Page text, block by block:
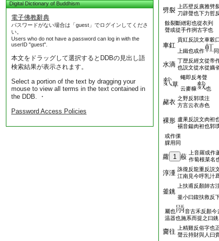
Digital Dictionary of Buddhism
電子佛教辭典
パスワードがない場合は「guest」でログインしてくださ
い。
Users who do not have a password can log in with the
userID "guest".
本文をドラッグして選択するとDDBの見出し語
検索結果が表示されます。
Select a portion of the text by dragging your
mouse to view all terms in the text contained in
the DDB. ・
Password Access Policies
劈裂
上匹壁反廣雅劈
刀辟聲也下力哲
餘裂斷繒彩也從衣列
聲或從手作挒古字也
車釭
貢紅反説文車轂
上鐵也或作
同
水滴 丁歴反經文從帝
也説文從水從嫡
草
蠅即反考聲
云麥糠
也
赭衣 之野反郭璞注
方言云衣赤色
裸形 盧果反説文肉袒
裼音鍚肉袒也郭
或作倮
躶用同
蘿 1 蒰
上音羅或作
作蔔根菜名
淳湩 誅徿反龍重反説
江南見今呼乳汁
釜銚
上扶甫反顏師古
釜小曰鍑扶救反
屬也
音古禾反顏今
温器也施系而提之曰銚
齎往
上精雞反俗字也
聲云持財與人曰